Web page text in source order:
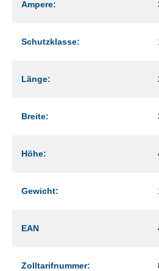
Ampere:
Schutzklasse:
Länge:
Breite:
Höhe:
Gewicht:
EAN
Zolltarifnummer: